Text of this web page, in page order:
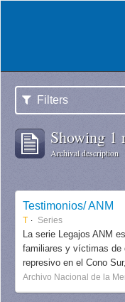
Filters
Showing 1
Archival description
Testimonios/ ANM
T Series
La serie Legajos ANM
familiares y víctimas de
represivo en el Cono
Archivo Nacional de la